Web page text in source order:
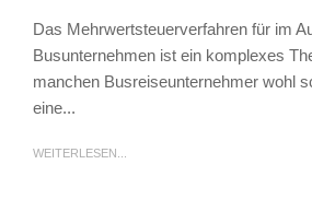
Das Mehrwertsteuerverfahren für im
Busunternehmen ist ein komplexes
manchen Busreiseunternehmer wohl
eine...
WEITERLESEN...